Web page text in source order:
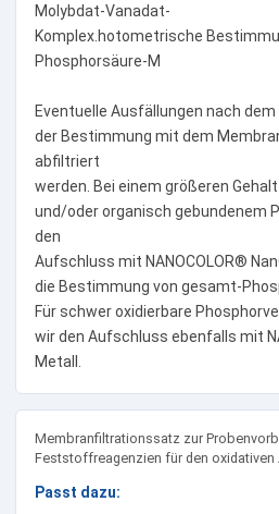
Molybdat-Vanadat-
Komplex.hotometrische
Phosphorsäure-M
Eventuelle Ausfällungen nach
der Bestimmung mit dem
abfiltriert
werden. Bei einem größeren
und/oder organisch gebundenem
den
Aufschluss mit NANOCOLOR®
die Bestimmung von gesamt-
Für schwer oxidierbare
wir den Aufschluss ebenfalls mit
Metall.
Membranfiltrationssatz zur
Feststoffreagenzien für den oxidativen
Passt dazu: